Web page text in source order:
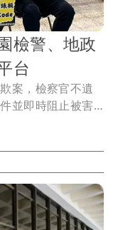
檢警、地政
台
欺案，檢察官不遺
並即時阻止被害